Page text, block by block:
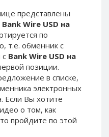
представлены
Bank Wire USD на
по
т.е. обменник с
Bank Wire USD на
позиции.
в списке,
электронных
Если Вы хотите
о том, как
пройдите по этой
ЮMoney RUB
ЮMoney KZT
PayPal USD
PayPal EUR
PayPal GBP
PayPal CAD
PayPal AUD
PayPal RUB